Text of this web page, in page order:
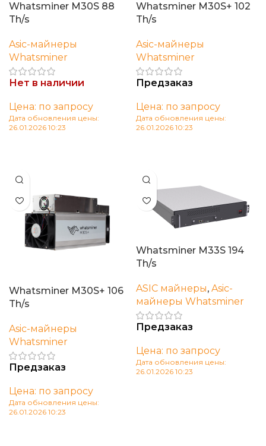
Whatsminer M30S 88
Th/s
Asic-майнеры
Whatsminer
Нет в наличии
Цена: по запросу
Дата обновления цены:
26.01.2026 10:23
Whatsminer M30S+ 102
Th/s
Asic-майнеры
Whatsminer
Предзаказ
Цена: по запросу
Дата обновления цены:
26.01.2026 10:23
Whatsminer M30S+ 106
Th/s
Asic-майнеры
Whatsminer
Предзаказ
Цена: по запросу
Дата обновления цены:
26.01.2026 10:23
Whatsminer M33S 194
Th/s
ASIC майнеры, Asic-
майнеры Whatsminer
Предзаказ
Цена: по запросу
Дата обновления цены:
26.01.2026 10:23